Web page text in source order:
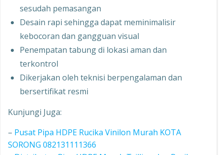
sesudah pemasangan
Desain rapi sehingga dapat meminimalisir
kebocoran dan gangguan visual
Penempatan tabung di lokasi aman dan
terkontrol
Dikerjakan oleh teknisi berpengalaman dan
bersertifikat resmi
Kunjungi Juga:
– Pusat Pipa HDPE Rucika Vinilon Murah KOTA
SORONG 082131111366